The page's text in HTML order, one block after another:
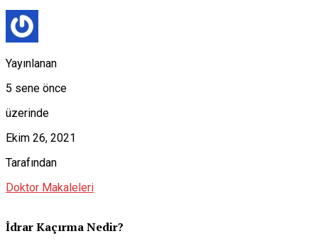
Yayınlanan
5 sene önce
üzerinde
Ekim 26, 2021
Tarafından
Doktor Makaleleri
İdrar Kaçırma Nedir?